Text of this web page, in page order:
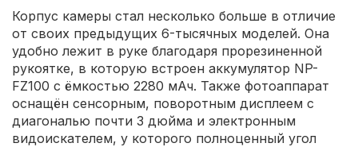
Корпус камеры стал несколько больше в отличие
от своих предыдущих 6-тысячных моделей. Она
удобно лежит в руке благодаря прорезиненной
рукоятке, в которую встроен аккумулятор NP-
FZ100 с ёмкостью 2280 мАч. Также фотоаппарат
оснащён сенсорным, поворотным дисплеем с
диагональю почти 3 дюйма и электронным
видоискателем, у которого полноценный угол